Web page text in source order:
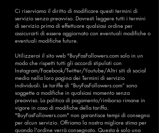
Ci riserviamo il diritto di modificare questi termini di
servizio senza preavviso. Dovresti leggere tutti i termini
di servizio prima di effettuare qualsiasi ordine per
assicurarti di essere aggiornato con eventuali modifiche o
eventuali modifiche future.
Utilizzerai il sito web "BuyFasFollowers.com solo in un
modo che rispetti tutti gli accordi stipulati con
Instagram/Facebook/Twitter/Youtube/Altri siti di social
media nella loro pagina dei Termini di servizio
individuali. Le tariffe di “BuyFasFollowers.com” sono
soggette a modifiche in qualsiasi momento senza
preavviso. La politica di pagamento/rimborso rimane in
vigore in caso di modifiche della tariffa.
"BuyFasFollowers.com" non garantisce tempi di consegna
per alcun servizio. Offriamo la nostra migliore stima per
quando l'ordine verrà consegnato. Questa è solo una